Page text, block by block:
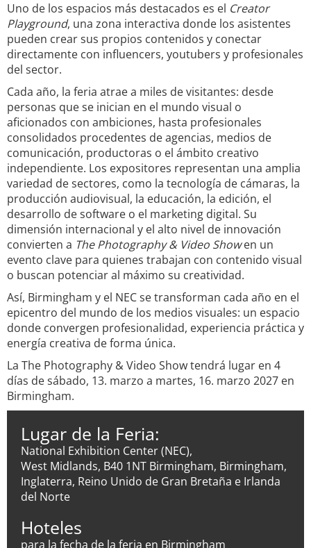
Uno de los espacios más destacados es el Creator
Playground, una zona interactiva donde los asistentes
pueden crear sus propios contenidos y conectar
directamente con influencers, youtubers y profesionales
del sector.
Cada año, la feria atrae a miles de visitantes: desde
personas que se inician en el mundo visual o
aficionados con ambiciones, hasta profesionales
consolidados procedentes de agencias, medios de
comunicación, productoras o el ámbito creativo
independiente. Los expositores representan una amplia
variedad de sectores, como la tecnología de cámaras, la
producción audiovisual, la educación, la edición, el
desarrollo de software o el marketing digital. Su
dimensión internacional y el alto nivel de innovación
convierten a The Photography & Video Showen un
evento clave para quienes trabajan con contenido visual
o buscan potenciar al máximo su creatividad.
Así, Birmingham y el NEC se transforman cada año en el
epicentro del mundo de los medios visuales: un espacio
donde convergen profesionalidad, experiencia práctica y
energía creativa de forma única.
La The Photography & Video Show tendrá lugar en 4
días de sábado, 13. marzo a martes, 16. marzo 2027 en
Birmingham.
Lugar de la Feria:
National Exhibition Center (NEC),
West Midlands, B40 1NT Birmingham, Birmingham,
Inglaterra, Reino Unido de Gran Bretaña e Irlanda
del Norte
Hoteles
para la fecha de la feria en Birmingham